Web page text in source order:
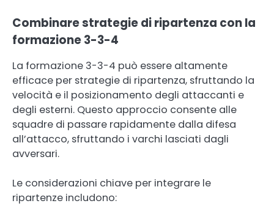
Combinare strategie di ripartenza con la
formazione 3-3-4
La formazione 3-3-4 può essere altamente
efficace per strategie di ripartenza, sfruttando la
velocità e il posizionamento degli attaccanti e
degli esterni. Questo approccio consente alle
squadre di passare rapidamente dalla difesa
all’attacco, sfruttando i varchi lasciati dagli
avversari.
Le considerazioni chiave per integrare le
ripartenze includono: